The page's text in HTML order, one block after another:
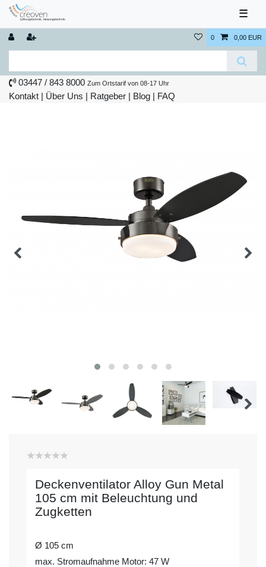
☰
0 0,00 EUR
03447 / 843 8000 Zum Ortstarif von 08-17 Uhr
Kontakt | Über Uns | Ratgeber | Blog | FAQ
Deckenventilator Alloy Gun Metal
105 cm mit Beleuchtung und
Zugketten
Ø 105 cm
max. Stromaufnahme Motor: 47 W